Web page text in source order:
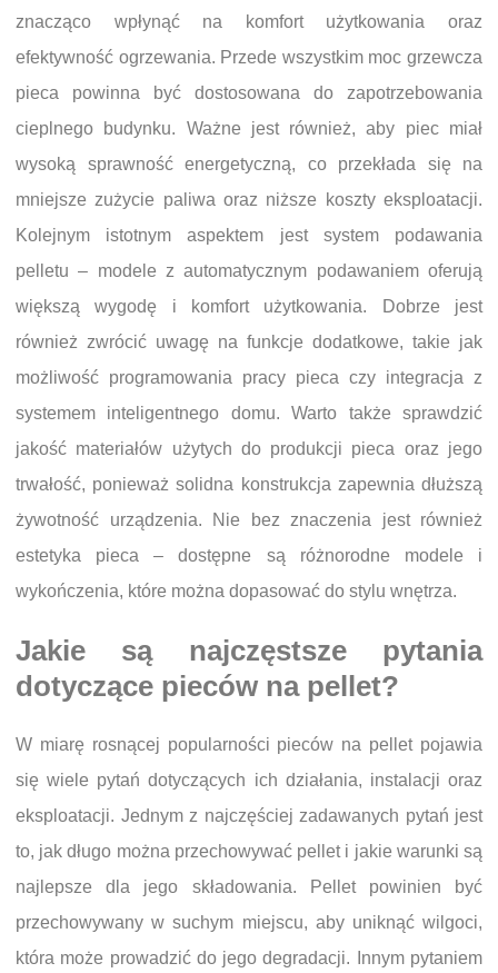
znacząco wpłynąć na komfort użytkowania oraz
efektywność ogrzewania. Przede wszystkim moc grzewcza
pieca powinna być dostosowana do zapotrzebowania
cieplnego budynku. Ważne jest również, aby piec miał
wysoką sprawność energetyczną, co przekłada się na
mniejsze zużycie paliwa oraz niższe koszty eksploatacji.
Kolejnym istotnym aspektem jest system podawania
pelletu – modele z automatycznym podawaniem oferują
większą wygodę i komfort użytkowania. Dobrze jest
również zwrócić uwagę na funkcje dodatkowe, takie jak
możliwość programowania pracy pieca czy integracja z
systemem inteligentnego domu. Warto także sprawdzić
jakość materiałów użytych do produkcji pieca oraz jego
trwałość, ponieważ solidna konstrukcja zapewnia dłuższą
żywotność urządzenia. Nie bez znaczenia jest również
estetyka pieca – dostępne są różnorodne modele i
wykończenia, które można dopasować do stylu wnętrza.
Jakie są najczęstsze pytania
dotyczące pieców na pellet?
W miarę rosnącej popularności pieców na pellet pojawia
się wiele pytań dotyczących ich działania, instalacji oraz
eksploatacji. Jednym z najczęściej zadawanych pytań jest
to, jak długo można przechowywać pellet i jakie warunki są
najlepsze dla jego składowania. Pellet powinien być
przechowywany w suchym miejscu, aby uniknąć wilgoci,
która może prowadzić do jego degradacji. Innym pytaniem